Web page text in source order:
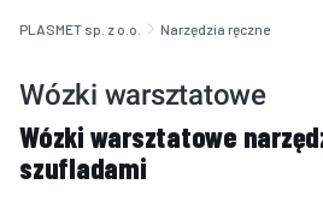
PLASMET sp. z o.o. Narzędzia ręczne
Wózki warsztatowe
Wózki warsztatowe
szufladami